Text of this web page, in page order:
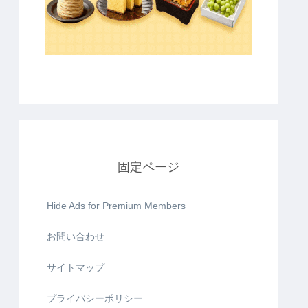
固定ページ
Hide Ads for Premium Members
お問い合わせ
サイトマップ
プライバシーポリシー